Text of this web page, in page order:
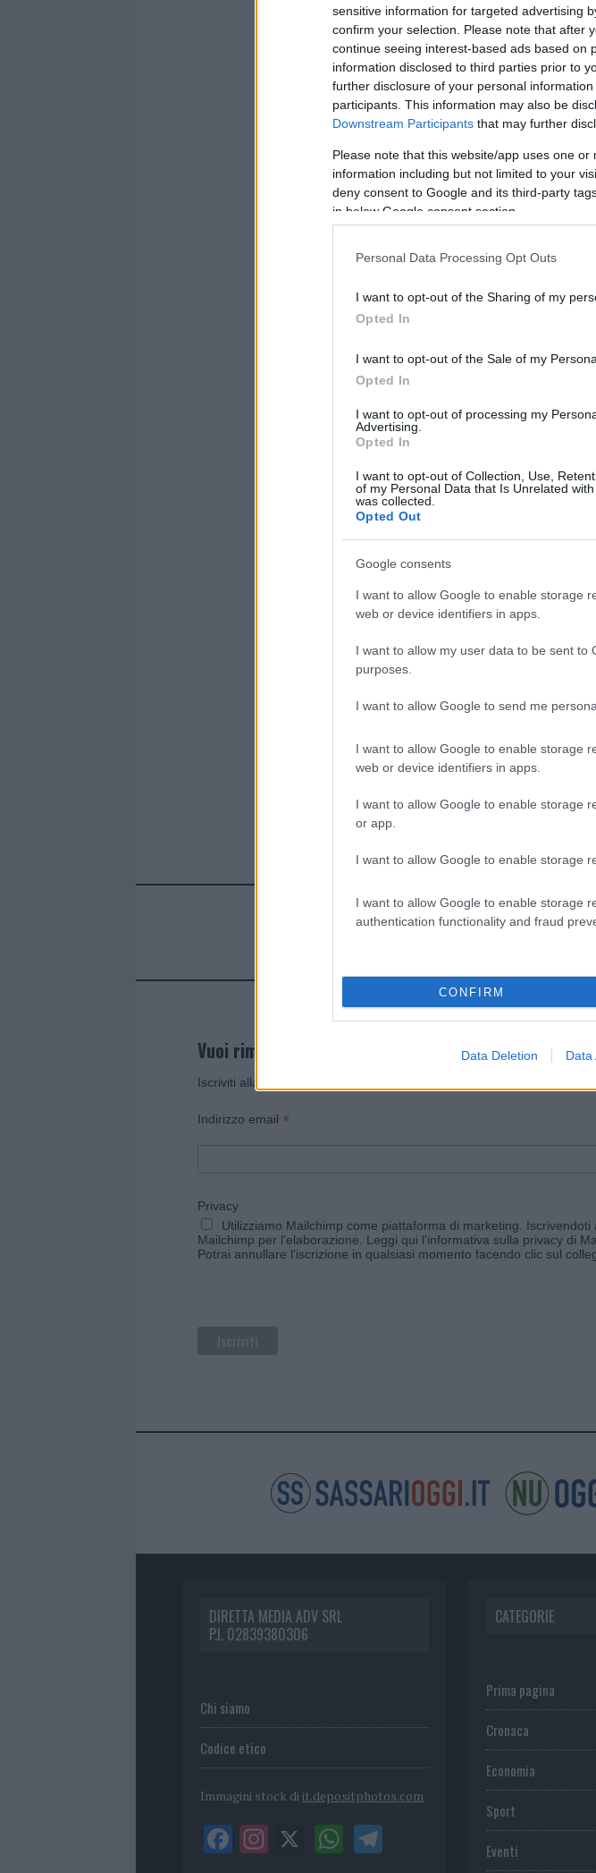
sensitive information for targeted advertising
confirm your selection. Please note that after
continue seeing interest-based ads based on
information disclosed to third parties prior to
further disclosure of your personal
participants. This information may also be
Downstream Participants that may further
Please note that this website/app uses one
information including but not limited to your
deny consent to Google and its third-party
in below Google consent section.
Personal Data Processing Opt Outs
I want to opt-out of the Sharing of my
Opted In
I want to opt-out of the Sale of my
Opted In
I want to opt-out of processing my
Advertising.
Opted In
I want to opt-out of Collection, Use,
of my Personal Data that Is Unrelated
was collected.
Opted Out
Google consents
I want to allow Google to enable storage
web or device identifiers in apps.
I want to allow my user data to be sent to
purposes.
I want to allow Google to send me
I want to allow Google to enable storage
web or device identifiers in apps.
I want to allow Google to enable storage
or app.
I want to allow Google to enable storage
I want to allow Google to enable storage
authentication functionality and fraud
CONFIRM
Data Deletion Data
Invia un Comunicato
Vuoi rimanere sempre aggiornato?
Iscriviti alla newsletter di Gallura Oggi e ricevi le nostre email
Indirizzo email *
Privacy
Utilizziamo Mailchimp come piattaforma di marketing.
Mailchimp per l'elaborazione. Leggi qui l'informativa sulla privacy di
Potrai annullare l'iscrizione in qualsiasi momento facendo clic sul
DIRETTA MEDIA ADV SRL
P.I. 02839380306
Chi siamo
Codice etico
Immagini stock di it.depositphotos.com
CATEGORIE
Prima pagina
Cronaca
Economia
Sport
Eventi